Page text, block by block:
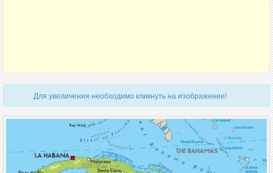
Для увеличения необходимо кликнуть на изображение!